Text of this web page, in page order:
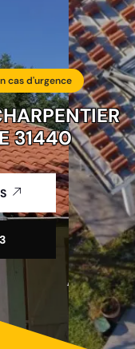
cas d'urgence
31440